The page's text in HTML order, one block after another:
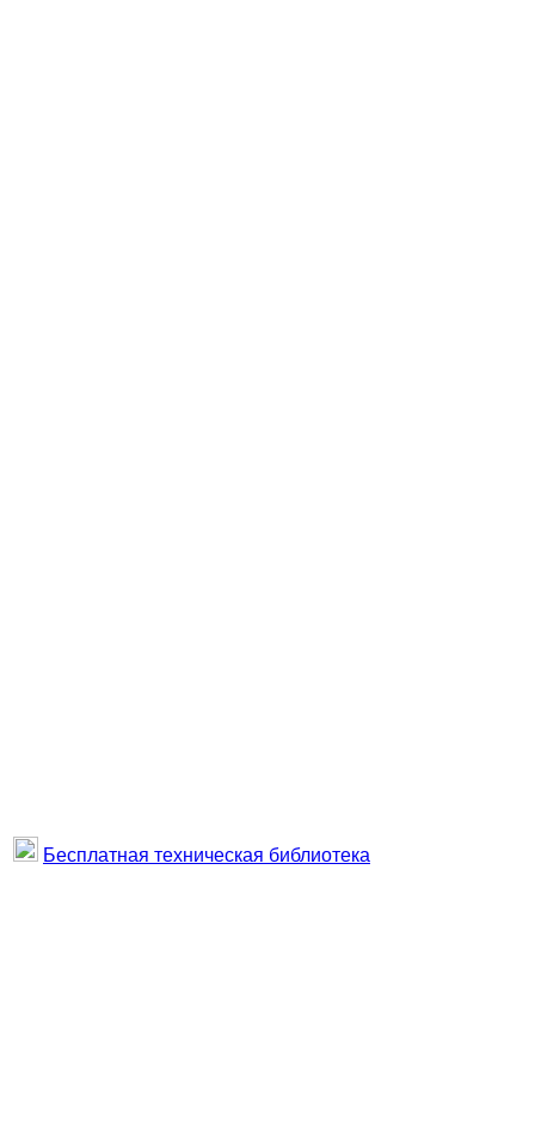
Бесплатная техническая библиотека